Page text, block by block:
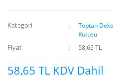
Kategori
Toptan
Kutusu
Fiyat 58,65 TL
58,65 TL KDV Dahil